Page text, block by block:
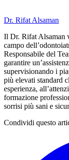
Dr. Rifat Alsaman
Il Dr. Rifat Alsaman
campo
Responsabile del
garantire
supervisionando i
più elevati standard
esperienza,
formazione
sorrisi più sani e
Condividi questo